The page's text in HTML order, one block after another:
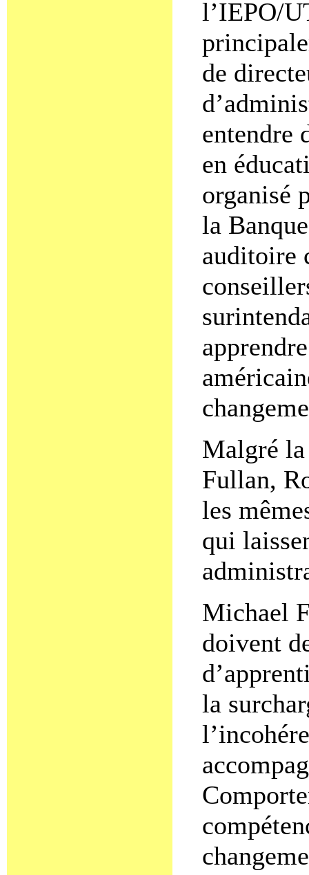
l’IEPO/
de
entendre
en
organisé
la
auditoire
Malgré
Fullan,
les
qui
Michael
doivent
la